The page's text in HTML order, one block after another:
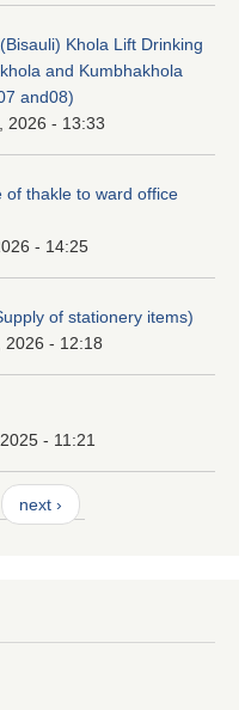
Khola Lift Drinking
and Kumbhakhola
and08)
2026 - 13:33
of thakle to ward office
- 14:25
of stationery items)
2026 - 12:18
- 11:21
next ›